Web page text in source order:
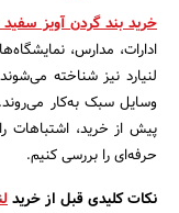
خرید بند گردن‌ آویز سفید 1 سانت با گیره سوسماری
ادارات، مدارس،
لنیارد نیز شناخته
وسایل سبک به‌کار
حرفه‌ای را بررسی کنیم.
نکات کلیدی قبل از خرید